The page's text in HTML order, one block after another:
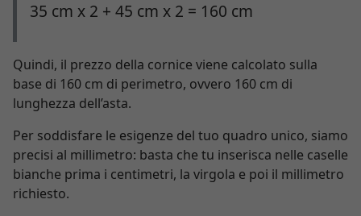
35 cm x 2 + 45 cm x 2 = 160 cm
Quindi, il prezzo della cornice viene calcolato sulla
base di 160 cm di perimetro, ovvero 160 cm di
lunghezza dell’asta.
Per soddisfare le esigenze del tuo quadro unico, siamo
precisi al millimetro: basta che tu inserisca nelle caselle
bianche prima i centimetri, la virgola e poi il millimetro
richiesto.